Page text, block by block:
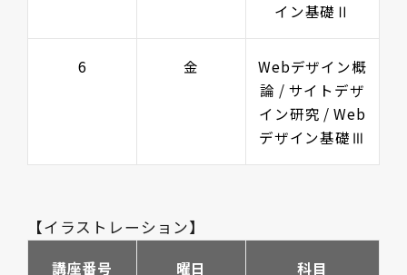
イン基礎Ⅱ
6 金
Webデザイン概
論 / サイトデザ
イン研究 / Web
デザイン基礎Ⅲ
【イラストレーション】
講座番号 曜日 科目